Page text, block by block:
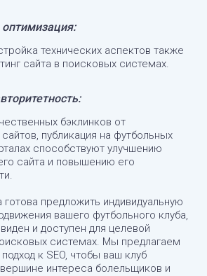
оптимизация:
технических аспектов также
сайта в поисковых системах.
бэклинков от
публикация на футбольных
способствуют улучшению
сайта и повышению его
предложить индивидуальную
вашего футбольного клуба,
и доступен для целевой
системах. Мы предлагаем
к SEO, чтобы ваш клуб
интереса болельщиков и